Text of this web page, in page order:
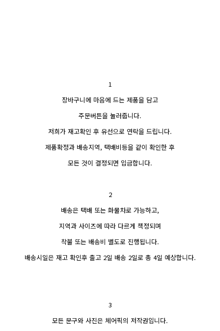
1
장바구니에 마음에 드는 제품을 담고
주문버튼을 눌러줍니다.
저희가 재고확인 후 유선으로 연락을 드립니다.
제품확정과 배송지역, 택배비등을 같이 확인한 후
모든 것이 결정되면 입금합니다.
2
배송은 택배 또는 화물차로 가능하고,
지역과 사이즈에 따라 다르게 책정되며
착불 또는 배송비 별도로 진행됩니다.
배송시일은 재고 확인후 출고 2일 배송 2일로 총 4일 예상합니다.
3
모든 문구와 사진은 체어픽의 저작권입니다.